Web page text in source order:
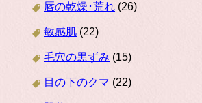
唇の乾燥･荒れ (26)
敏感肌 (22)
毛穴の黒ずみ (15)
目の下のクマ (22)